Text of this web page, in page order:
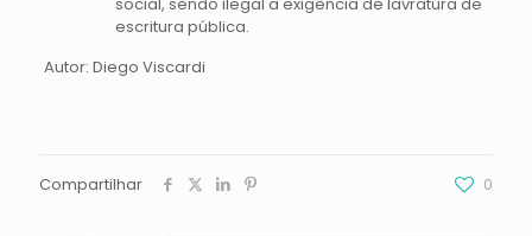
escritura pública.
Autor: Diego Viscardi
Compartilhar 0